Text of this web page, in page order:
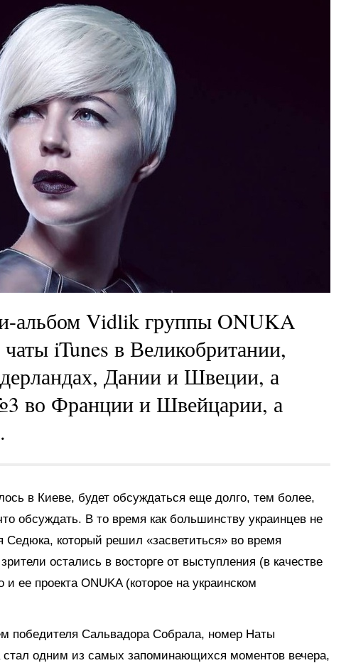
альбом Vidlik группы ONUKA
iTunes в Великобритании,
Дании и Швеции, а
во Франции и Швейцарии, а
в Киеве, будет обсуждаться еще долго, тем более,
обсуждать. В то время как большинству украинцев не
Седюка, который решил «засветиться» во время
остались в восторге от выступления (в качестве
ее проекта ONUKA (которое на украинском
победителя Сальвадора Собрала, номер Наты
одним из самых запоминающихся моментов вечера,